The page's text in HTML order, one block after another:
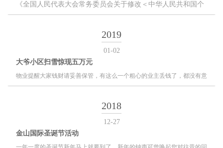
《全国人民代表大会常务委员会关于修改＜中华人民共和国个
人所得税法＞的决定》已由中华人民共和国第十三届全国人民
个人所得税法修改，建立了综合与分类相结合的个人所得税
制，对部分劳动性所得实行综合征税，优化调整了税率结构，
提高了综合所得基本减除费用标准，设立了专项附加扣除项
目，并相应健全了个人所得税征管制度。2019年1月1日起，新
的个人所得税法将正式实施。
2019
01-02
大爷小区扫雪惊现五万元
物业提醒大家钱财请妥善保管，有这么一个粗心的业主丢钱了，都没有意
识到自己丢钱了。还是小区物业公司的一名扫地的老人，在扫雪时发现了
2018
12-27
金山国际圣诞节活动